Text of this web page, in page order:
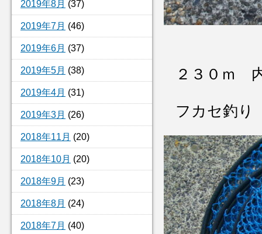
2019年8月 (37)
2019年7月 (46)
2019年6月 (37)
2019年5月 (38)
2019年4月 (31)
2019年3月 (26)
2018年11月 (20)
2018年10月 (20)
2018年9月 (23)
2018年8月 (24)
2018年7月 (40)
２３０ｍ
フカセ釣り